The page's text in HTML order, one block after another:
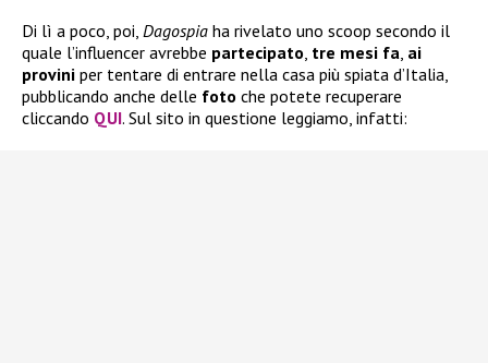
Di lì a poco, poi, Dagospia ha rivelato uno scoop secondo il
quale l’influencer avrebbe partecipato, tre mesi fa, ai
provini per tentare di entrare nella casa più spiata d’Italia,
pubblicando anche delle foto che potete recuperare
cliccando QUI. Sul sito in questione leggiamo, infatti: